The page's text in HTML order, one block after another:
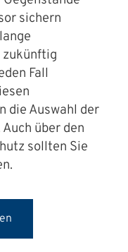
sichern
zukünftig
Fall
die Auswahl der
über den
sollten Sie